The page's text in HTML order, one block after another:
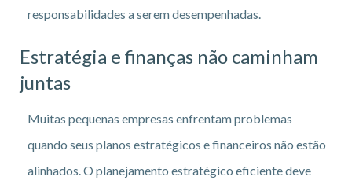
responsabilidades a serem desempenhadas.
Estratégia e finanças não caminham
juntas
Muitas pequenas empresas enfrentam problemas
quando seus planos estratégicos e financeiros não estão
alinhados. O planejamento estratégico eficiente deve